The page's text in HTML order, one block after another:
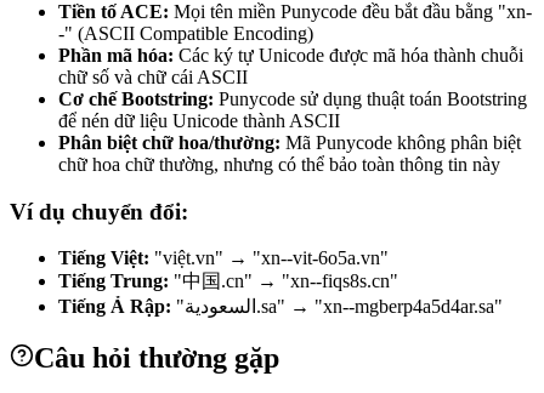
Tiền tố ACE: Mọi tên miền Punycode đều bắt đầu bằng "xn-
-" (ASCII Compatible Encoding)
Phần mã hóa: Các ký tự Unicode được mã hóa thành chuỗi
chữ số và chữ cái ASCII
Cơ chế Bootstring: Punycode sử dụng thuật toán Bootstring
để nén dữ liệu Unicode thành ASCII
Phân biệt chữ hoa/thường: Mã Punycode không phân biệt
chữ hoa chữ thường, nhưng có thể bảo toàn thông tin này
Ví dụ chuyển đổi:
Tiếng Việt: "việt.vn" → "xn--vit-6o5a.vn"
Tiếng Trung: "中国.cn" → "xn--fiqs8s.cn"
Tiếng Ả Rập:
"السعودية.sa" → "xn--mgberp4a5d4ar.sa"
Câu hỏi thường gặp